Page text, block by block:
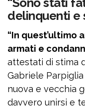
delinquenti e
“In quest’ultimo
armati e
attestati di stima
Gabriele
nuova e vecchia
davvero unirsi e